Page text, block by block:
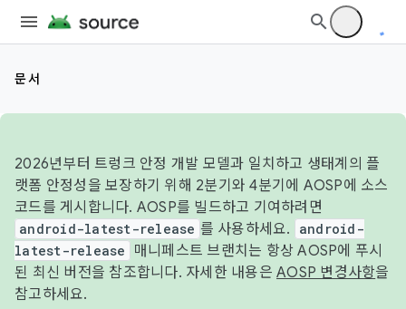
문서
2026년부터 트렁크 안정 개발 모델과 일치하고 생태계의 플
랫폼 안정성을 보장하기 위해 2분기와 4분기에 AOSP에 소스
코드를 게시합니다. AOSP를 빌드하고 기여하려면
android-latest-release 를 사용하세요.
android-
latest-release
매니페스트 브랜치는 항상 AOSP에 푸시
된 최신 버전을 참조합니다. 자세한 내용은 AOSP 변경사항을
참고하세요.